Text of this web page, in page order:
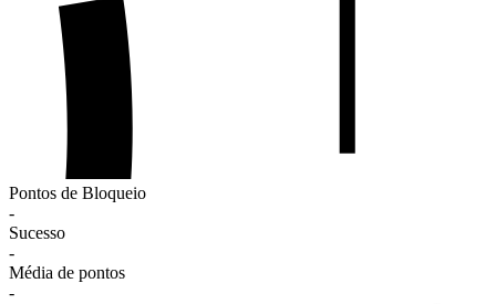
Pontos de Bloqueio
-
Sucesso
-
Média de pontos
-